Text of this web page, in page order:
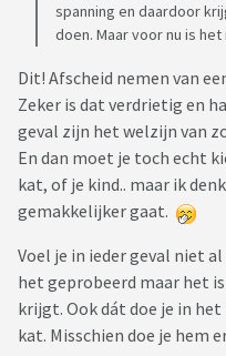
spanning en daardoor
doen. Maar voor nu is
Dit! Afscheid nemen van
Zeker is dat verdrietig en
geval zijn het welzijn van
En dan moet je toch echt
kat, of je kind.. maar ik
gemakkelijker gaat.
Voel je in ieder geval niet
het geprobeerd maar het
krijgt. Ook dát doe je in
kat. Misschien doe je hem